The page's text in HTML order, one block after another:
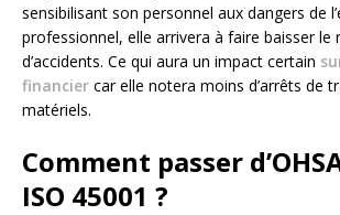
sensibilisant son personnel aux dangers de
professionnel, elle arrivera à faire baisser le
d’accidents. Ce qui aura un impact certain
financier car elle notera moins d’arrêts de
matériels.
Comment passer
ISO 45001 ?